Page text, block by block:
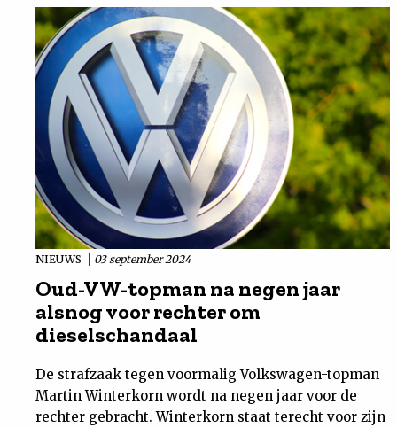
NIEUWS 03 september 2024
Oud-VW-topman na negen jaar
alsnog voor rechter om
dieselschandaal
De strafzaak tegen voormalig Volkswagen-topman
Martin Winterkorn wordt na negen jaar voor de
rechter gebracht. Winterkorn staat terecht voor zijn